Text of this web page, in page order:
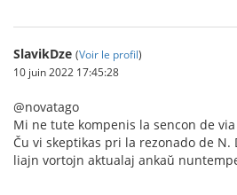
SlavikDze (Voir le profil)
10 juin 2022 17:45:28
@novatago
Mi ne tute kompenis la sencon de
Ču vi skeptikas pri la rezonado de N.
liajn vortojn aktualaj ankaŭ